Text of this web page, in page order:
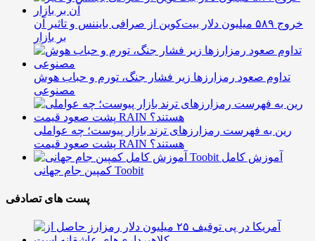
خروج ۵۸۹ میلیون دلار بیت‌کوین از صرافی بایننس و تاثیر آن
بر بازار
تداوم صعود رمزارزها زیر فشار جنگ، تورم و حباب هوش
مصنوعی
رین به فهرست رمزارزهای ترند بازار پیوست؛ چه عواملی
پشت صعود قیمت RAIN هستند؟
آموزش کامل
کمپین جام جهانی Toobit
پست های تصادفی